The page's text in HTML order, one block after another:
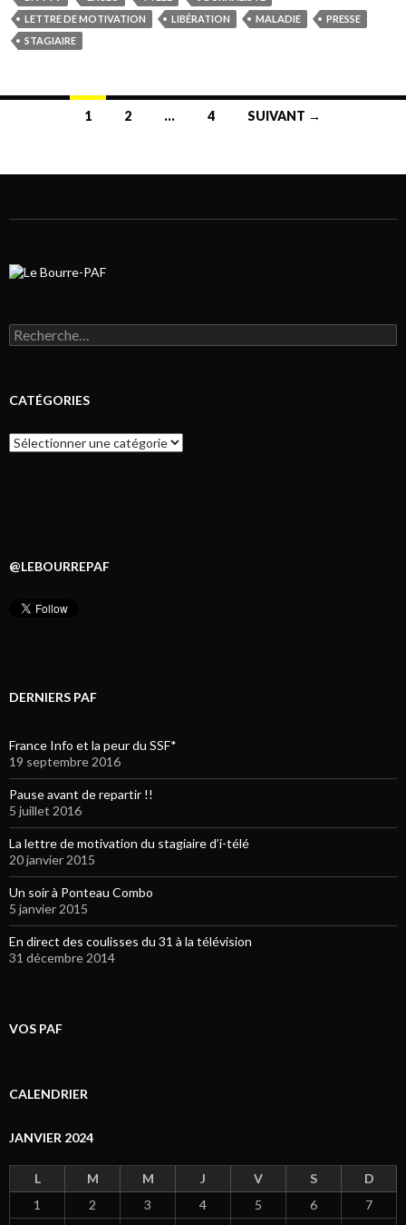
LETTRE DE MOTIVATION
LIBÉRATION MALADIE
PRESSE
STAGIAIRE
1 2 … 4 SUIVANT →
Rechercher :
CATÉGORIES
Catégories
@LEBOURREPAF
DERNIERS PAF
France Info et la peur du SSF*
19 septembre 2016
Pause avant de repartir !!
5 juillet 2016
La lettre de motivation du stagiaire d’i-télé
20 janvier 2015
Un soir à Ponteau Combo
5 janvier 2015
En direct des coulisses du 31 à la télévision
31 décembre 2014
VOS PAF
CALENDRIER
JANVIER 2024
L M M J V S
D
1
2 3 4 5 6
7